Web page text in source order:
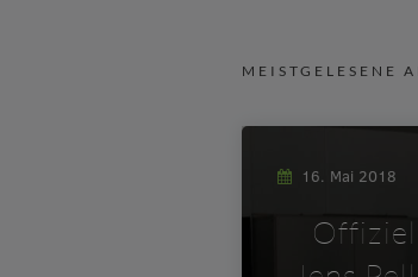
MEISTGELESENE
16. Mai 2018